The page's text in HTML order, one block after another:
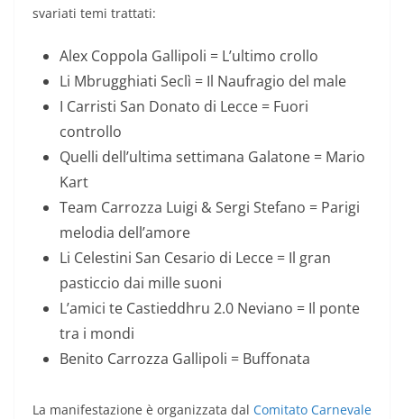
svariati temi trattati:
Alex Coppola Gallipoli = L’ultimo crollo
Li Mbrugghiati Seclì = Il Naufragio del male
I Carristi San Donato di Lecce = Fuori
controllo
Quelli dell’ultima settimana Galatone = Mario
Kart
Team Carrozza Luigi & Sergi Stefano = Parigi
melodia dell’amore
Li Celestini San Cesario di Lecce = Il gran
pasticcio dai mille suoni
L’amici te Castieddhru 2.0 Neviano = Il ponte
tra i mondi
Benito Carrozza Gallipoli = Buffonata
La manifestazione è organizzata dal Comitato Carnevale